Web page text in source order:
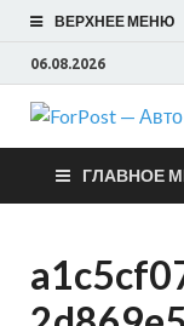
ВЕРХНЕЕ МЕНЮ
06.08.2026
ГЛАВНОЕ